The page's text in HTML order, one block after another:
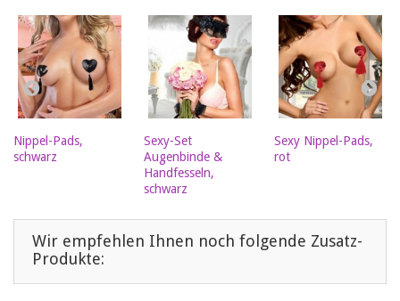
Nippel-Pads,
schwarz
Sexy-Set
Augenbinde &
Handfesseln,
schwarz
Sexy Nippel-Pads,
rot
Wir empfehlen Ihnen noch folgende Zusatz-
Produkte: